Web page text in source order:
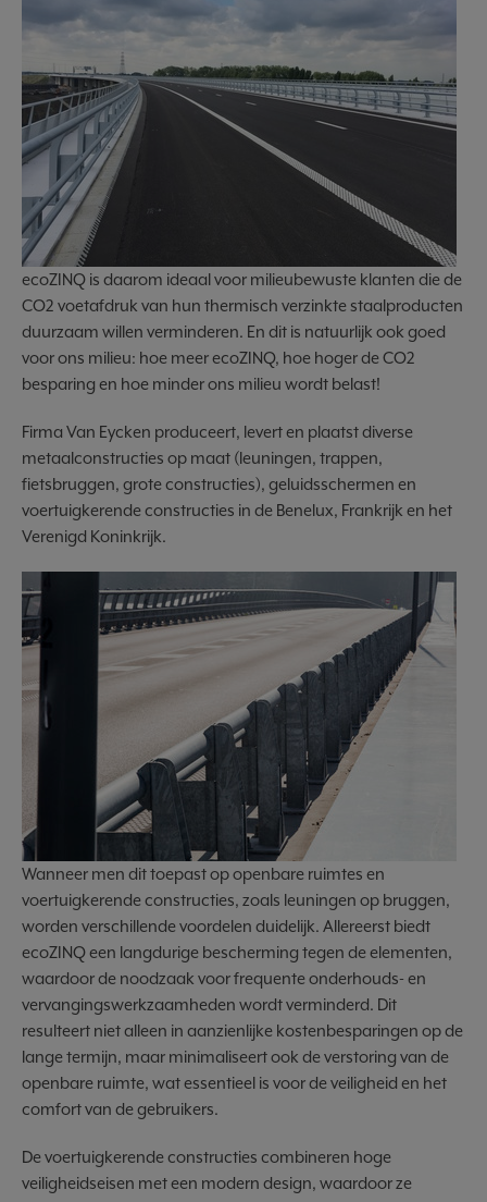
ecoZINQ is daarom ideaal voor milieubewuste klanten die de
CO2 voetafdruk van hun thermisch verzinkte staalproducten
duurzaam willen verminderen. En dit is natuurlijk ook goed
voor ons milieu: hoe meer ecoZINQ, hoe hoger de CO2
besparing en hoe minder ons milieu wordt belast!
Firma Van Eycken produceert, levert en plaatst diverse
metaalconstructies op maat (leuningen, trappen,
fietsbruggen, grote constructies), geluidsschermen en
voertuigkerende constructies in de Benelux, Frankrijk en het
Verenigd Koninkrijk.
Wanneer men dit toepast op openbare ruimtes en
voertuigkerende constructies, zoals leuningen op bruggen,
worden verschillende voordelen duidelijk. Allereerst biedt
ecoZINQ een langdurige bescherming tegen de elementen,
waardoor de noodzaak voor frequente onderhouds- en
vervangingswerkzaamheden wordt verminderd. Dit
resulteert niet alleen in aanzienlijke kostenbesparingen op de
lange termijn, maar minimaliseert ook de verstoring van de
openbare ruimte, wat essentieel is voor de veiligheid en het
comfort van de gebruikers.
De voertuigkerende constructies combineren hoge
veiligheidseisen met een modern design, waardoor ze